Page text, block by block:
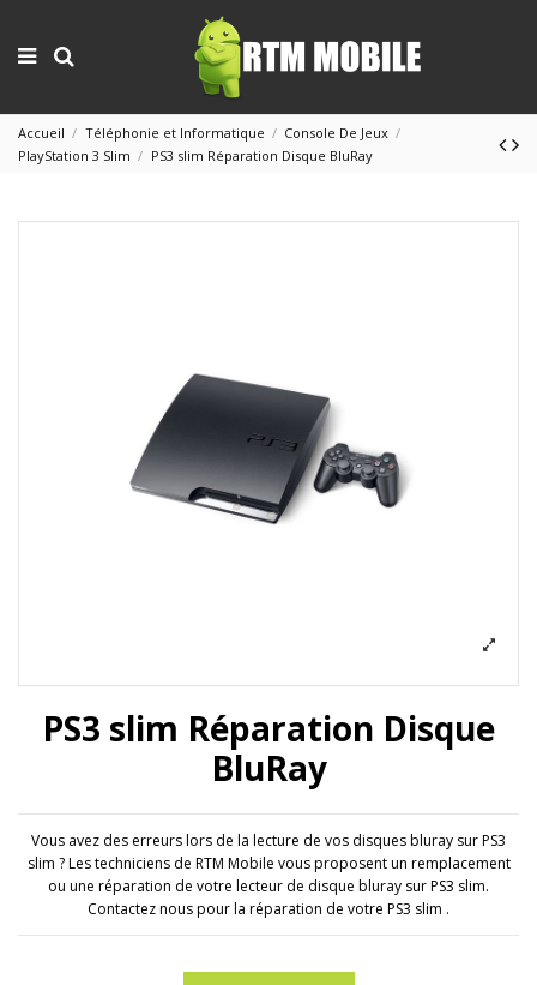
Accueil Téléphonie et Informatique
Console De Jeux
PlayStation 3 Slim
PS3 slim Réparation Disque BluRay
PS3 slim Réparation Disque
BluRay
Vous avez des erreurs lors de la lecture de vos disques bluray sur PS3
slim ? Les techniciens de RTM Mobile vous proposent un remplacement
ou une réparation de votre lecteur de disque bluray sur PS3 slim.
Contactez nous pour la réparation de votre PS3 slim .